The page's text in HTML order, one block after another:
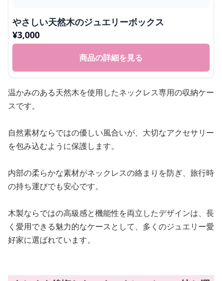
やさしい天然木のジュエリーボックス
¥3,000
商品の詳細を見る
温かみのある天然木を使用したネックレス専用の収納ケー
スです。
自然素材ならではの優しい風合いが、大切なアクセサリー
を包み込むように保護します。
内部の柔らかな素材がネックレスの絡まりを防ぎ、旅行時
の持ち運びでも安心です。
木製ならではの高級感と機能性を両立したデザインは、長
く愛用できる魅力的なケースとして、多くのジュエリー愛
好家に選ばれています。